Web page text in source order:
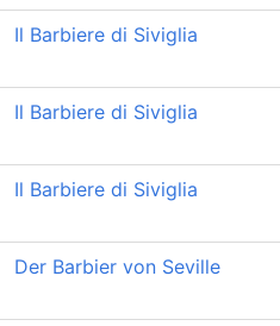
Il Barbiere di Siviglia
Il Barbiere di Siviglia
Il Barbiere di Siviglia
Der Barbier von Seville